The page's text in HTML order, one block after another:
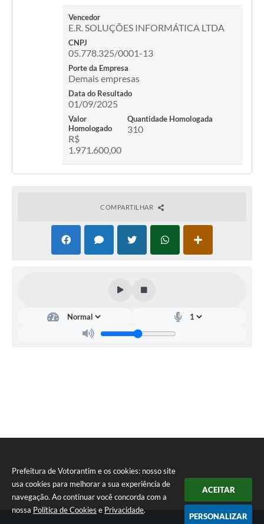
Prefeitura de Votorantim e os cookies: nosso site
usa cookies para melhorar a sua experiência de
navegação. Ao continuar você concorda com a
nossa Política de Cookies e Privacidade.
ACEITAR
PERSONALIZAR
Vencedor
E.R. SOLUÇÕES INFORMÁTICA LTDA
CNPJ
05.778.325/0001-13
Porte da Empresa
Demais empresas
Data do Resultado
01/09/2025
Valor
Homologado
R$
1.971.600,00
Quantidade Homologada
310
COMPARTILHAR